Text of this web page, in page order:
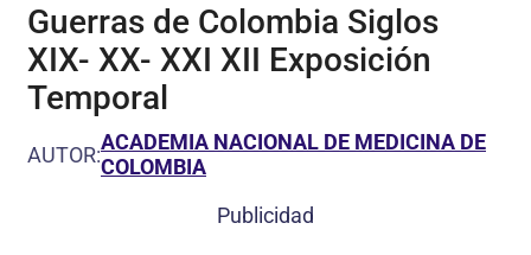
Guerras de Colombia Siglos
XIX- XX- XXI XII Exposición
Temporal
AUTOR:ACADEMIA NACIONAL DE MEDICINA DE
COLOMBIA
Publicidad